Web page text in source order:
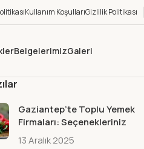
Kullanım KoşullarıGizlilik Politikası
BelgelerimizGaleri
Gaziantep’te Toplu Yemek
Firmaları: Seçenekleriniz
13 Aralık 2025